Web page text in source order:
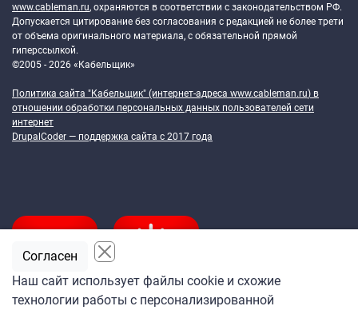
www.cableman.ru, охраняются в соответствии с законодательством РФ.
Допускается цитирование без согласования с редакцией не более трети
от объема оригинального материала, с обязательной прямой
гиперссылкой.
©2005 - 2026 «Кабельщик»
Политика сайта "Кабельщик" (интернет-адреса www.cableman.ru) в
отношении обработки персональных данных пользователей сети
интернет
DrupalCoder — поддержка сайта c 2017 года
Наш сайт использует файлы cookie и схожие
технологии работы с персонализированной
Согласен